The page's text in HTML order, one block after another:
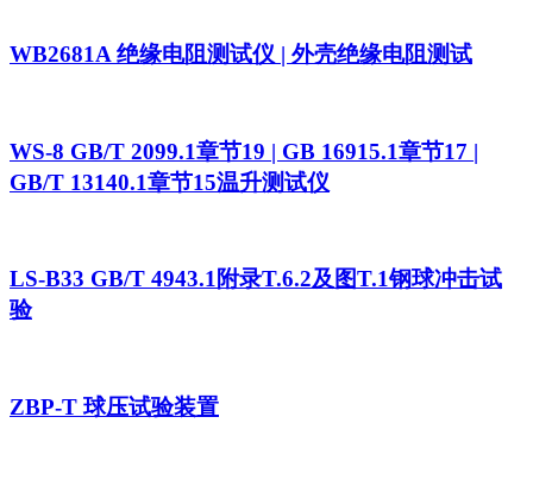
WB2681A 绝缘电阻测试仪 | 外壳绝缘电阻测试
WS-8 GB/T 2099.1章节19 | GB 16915.1章节17 |
GB/T 13140.1章节15温升测试仪
LS-B33 GB/T 4943.1附录T.6.2及图T.1钢球冲击试
验
ZBP-T 球压试验装置